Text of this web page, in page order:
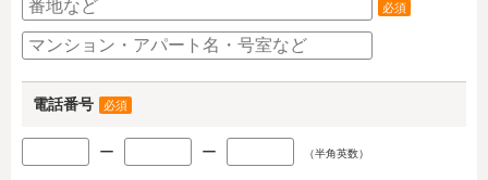
必須
電話番号 必須
ー ー （半角英数）